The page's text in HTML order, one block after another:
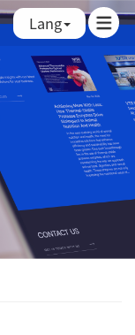
Lang